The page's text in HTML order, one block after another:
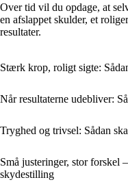
Over tid vil du opdage, at
en afslappet skulder, et
resultater.
Stærk krop, roligt sigte:
Når resultaterne udebliver:
Tryghed og trivsel: Sådan
Små justeringer, stor forskel
skydestilling